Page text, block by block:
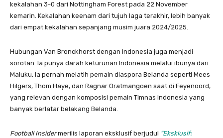
kekalahan 3-0 dari Nottingham Forest pada 22 November
kemarin. Kekalahan keenam dari tujuh laga terakhir, lebih banyak
dari empat kekalahan sepanjang musim juara 2024/2025.
Hubungan Van Bronckhorst dengan Indonesia juga menjadi
sorotan. Ia punya darah keturunan Indonesia melalui ibunya dari
Maluku. Ia pernah melatih pemain diaspora Belanda seperti Mees
Hilgers, Thom Haye, dan Ragnar Oratmangoen saat di Feyenoord,
yang relevan dengan komposisi pemain Timnas Indonesia yang
banyak berlatar belakang Belanda.
Football Insidermerilis laporan eksklusif berjudul “Eksklusif: